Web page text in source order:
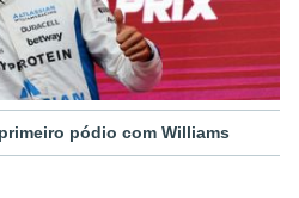
pódio com Williams